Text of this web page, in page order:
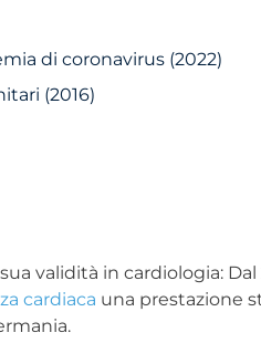
di coronavirus (2022)
(2016)
validità in cardiologia: Dal
cardiaca una prestazione